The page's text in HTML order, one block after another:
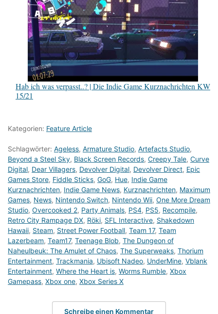
Hab ich was verpasst..? | Die Indie Game Kurznachrichten KW
15/21
Kategorien: Feature Article
Schlagwörter: Ageless, Armature Studio, Artefacts Studio,
Beyond a Steel Sky, Black Screen Records, Creepy Tale, Curve
Digital, Dear Villagers, Devolver Digital, Devolver Direct, Epic
Games Store, Fiddle Sticks, GoG, Hue, Indie Game
Kurznachrichten, Indie Game News, Kurznachrichten, Maximum
Games, News, Nintendo Switch, Nintendo Wii, One More Dream
Studio, Overcooked 2, Party Animals, PS4, PS5, Recompile,
Retro City Rampage DX, Röki, SFL Interactive, Shakedown
Hawaii, Steam, Street Power Football, Team 17, Team
Lazerbeam, Team17, Teenage Blob, The Dungeon of
Naheulbeuk: The Amulet of Chaos, The Superweaks, Thorium
Entertainment, Trackmania, Ubisoft Nadeo, UnderMine, Vblank
Entertainment, Where the Heart is, Worms Rumble, Xbox
Gamepass, Xbox one, Xbox Series X
Schreibe einen Kommentar